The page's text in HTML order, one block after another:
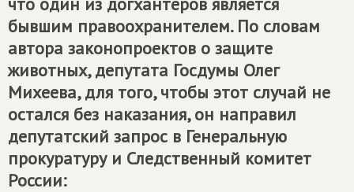
бывшим правоохранителем. По словам
автора законопроектов о защите
животных, депутата Госдумы Олег
Михеева, для того, чтобы этот случай не
остался без наказания, он направил
депутатский запрос в Генеральную
прокуратуру и Следственный комитет
России: